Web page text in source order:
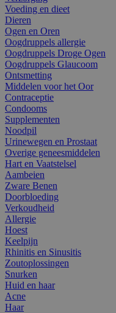
Voeding en dieet
Dieren
Ogen en Oren
Oogdruppels allergie
Oogdruppels Droge Ogen
Oogdruppels Glaucoom
Ontsmetting
Middelen voor het Oor
Contraceptie
Condooms
Supplementen
Noodpil
Urinewegen en Prostaat
Overige geneesmiddelen
Hart en Vaatstelsel
Aambeien
Zware Benen
Doorbloeding
Verkoudheid
Allergie
Hoest
Keelpijn
Rhinitis en Sinusitis
Zoutoplossingen
Snurken
Huid en haar
Acne
Haar